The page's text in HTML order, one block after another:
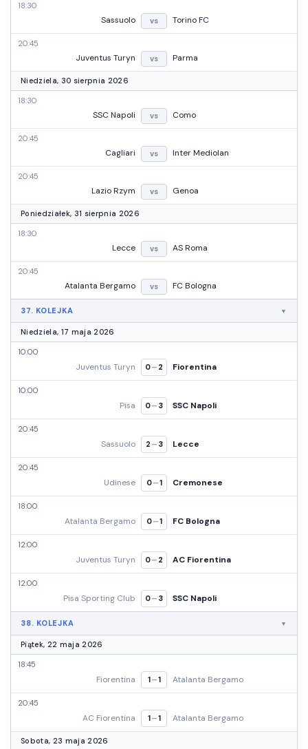
18:30
Sassuolo vs Torino FC
20:45
Juventus Turyn vs Parma
Niedziela, 30 sierpnia 2026
18:30
SSC Napoli vs Como
20:45
Cagliari vs Inter Mediolan
20:45
Lazio Rzym vs Genoa
Poniedziałek, 31 sierpnia 2026
18:30
Lecce vs AS Roma
20:45
Atalanta Bergamo vs FC Bologna
37. KOLEJKA
Niedziela, 17 maja 2026
10:00
Juventus Turyn 0– 2 Fiorentina
10:00
Pisa 0– 3 SSC Napoli
20:45
Sassuolo 2 – 3 Lecce
20:45
Udinese 0–1 Cremonese
18:00
Atalanta Bergamo 0–1 FC Bologna
12:00
Juventus Turyn 0– 2 AC Fiorentina
12:00
Pisa Sporting Club 0– 3 SSC Napoli
38. KOLEJKA
Piątek, 22 maja 2026
18:45
Fiorentina 1–1 Atalanta Bergamo
20:45
AC Fiorentina 1–1 Atalanta Bergamo
Sobota, 23 maja 2026